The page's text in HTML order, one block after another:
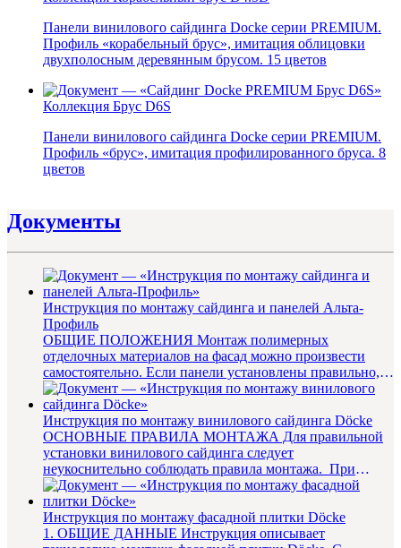
Панели винилового сайдинга Docke серии PREMIUM.
Профиль «корабельный брус», имитация облицовки
двухполосным деревянным брусом. 15 цветов
Коллекция Брус D6S
Панели винилового сайдинга Docke серии PREMIUM.
Профиль «брус», имитация профилированного бруса. 8
цветов
Документы
Инструкция по монтажу сайдинга и панелей Альта-
Профиль
ОБЩИЕ ПОЛОЖЕНИЯ Монтаж полимерных
отделочных материалов на фасад можно произвести
самостоятельно. Если панели установлены правильно, с
соблюдением инструкции п...
Инструкция по монтажу винилового сайдинга Döcke
ОСНОВНЫЕ ПРАВИЛА МОНТАЖА Для правильной
установки винилового сайдинга следует
неукоснительно соблюдать правила монтажа. При
установке сайдинга пользуйтесь ...
Инструкция по монтажу фасадной плитки Döcke
1. ОБЩИЕ ДАННЫЕ Инструкция описывает